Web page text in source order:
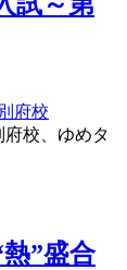
別府校
校、ゆめタ
”盛合